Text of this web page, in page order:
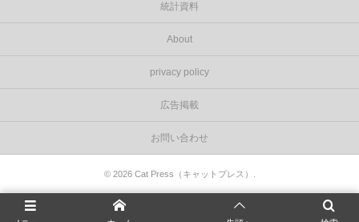
統計資料
About
privacy policy
広告掲載
お問い合わせ
© 2026 Cat Press（キャットプレス）